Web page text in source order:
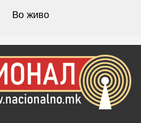
Во живо